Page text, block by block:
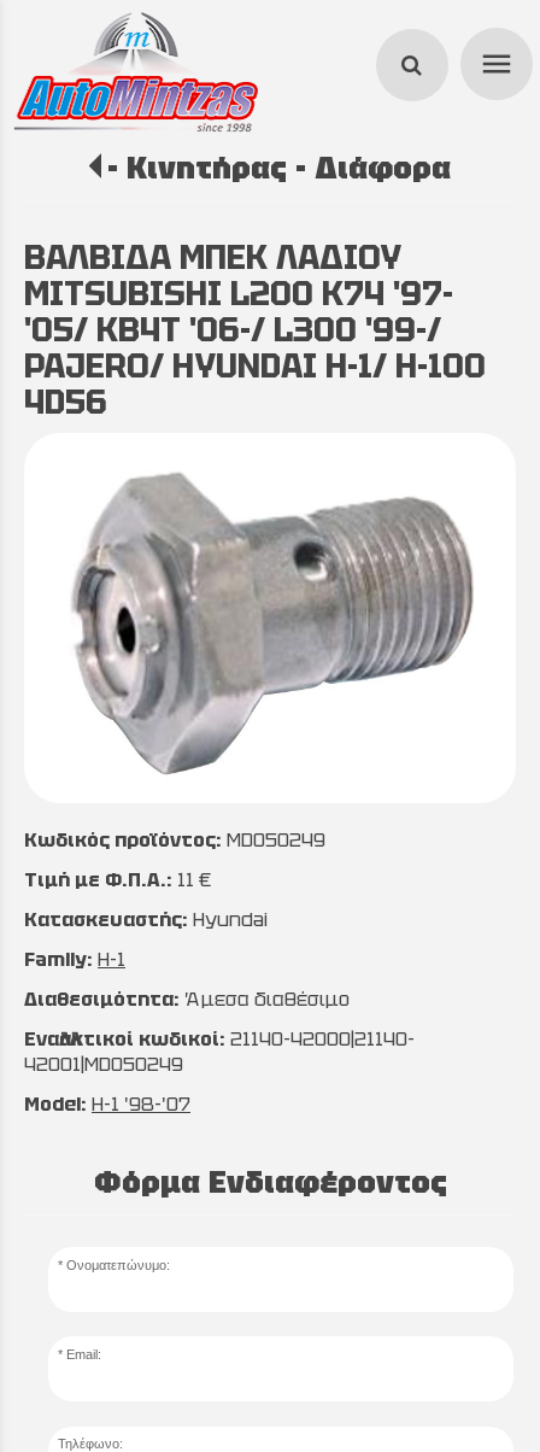
menu
search
- Κινητήρας - Διάφορα
ΒΑΛΒΙΔΑ ΜΠΕΚ ΛΑΔΙΟΥ
MITSUBISHI L200 K74 '97-
'05/ KB4T '06-/ L300 '99-/
PAJERO/ HYUNDAI H-1/ H-100
4D56
Κωδικός προϊόντος: MD050249
Τιμή με Φ.Π.Α.: 11 €
Κατασκευαστής: Hyundai
Family: H-1
Διαθεσιμότητα: Άμεσα διαθέσιμο
Εναλλακτικοί κωδικοί: 21140-42000|21140-
42001|MD050249
Model: H-1 '98-'07
Φόρμα Ενδιαφέροντος
Ονοματεπώνυμο:
Email:
Τηλέφωνο: